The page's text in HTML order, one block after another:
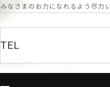
みなさまのお力になれるよう尽力
TEL